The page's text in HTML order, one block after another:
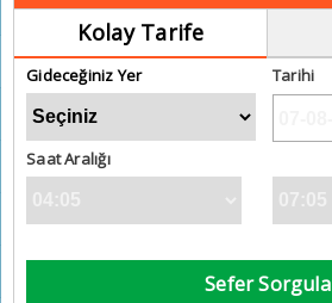
Kolay Tarife
Gideceğiniz Yer Tarihi
Saat Aralığı
Sefer Sorgula